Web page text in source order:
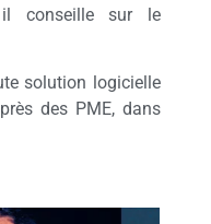
il conseille sur le
solution logicielle
des PME, dans